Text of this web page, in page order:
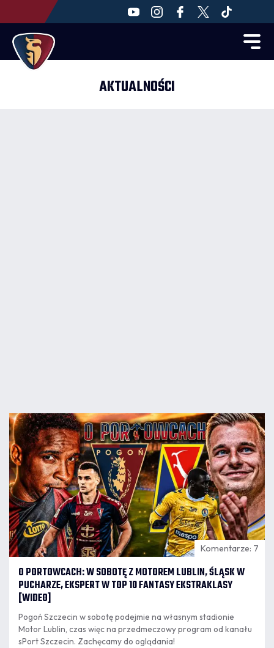
AKTUALNOŚCI
07.08
22:27
Komentarze: 7
O PORTOWCACH: W SOBOTĘ Z MOTOREM LUBLIN, ŚLĄSK W
PUCHARZE, EKSPERT W TOP 10 FANTASY EKSTRAKLASY
[WIDEO]
Pogoń Szczecin w sobotę podejmie na własnym stadionie
Motor Lublin, czas więc na przedmeczowy program od kanału
sPort Szczecin. Zachęcamy do oglądania!